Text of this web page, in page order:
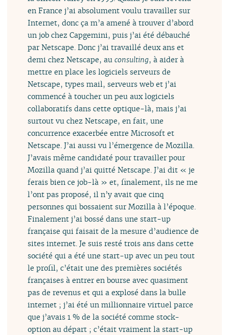
en France j’ai absolument voulu travailler sur
Internet, donc ça m’a amené à trouver d’abord
un job chez Capgemini, puis j’ai été débauché
par Netscape. Donc j’ai travaillé deux ans et
demi chez Netscape, auconsulting, à aider à
mettre en place les logiciels serveurs de
Netscape, types mail, serveurs web et j’ai
commencé à toucher un peu aux logiciels
collaboratifs dans cette optique-là, mais j’ai
surtout vu chez Netscape, en fait, une
concurrence exacerbée entre Microsoft et
Netscape. J’ai aussi vu l’émergence de Mozilla.
J’avais même candidaté pour travailler pour
Mozilla quand j’ai quitté Netscape. J’ai dit « je
ferais bien ce job-là » et, finalement, ils ne me
l’ont pas proposé, il n’y avait que cinq
personnes qui bossaient sur Mozilla à l’époque.
Finalement j’ai bossé dans une start-up
française qui faisait de la mesure d’audience de
sites internet. Je suis resté trois ans dans cette
société qui a été une start-up avec un peu tout
le profil, c’était une des premières sociétés
françaises à entrer en bourse avec quasiment
pas de revenus et qui a explosé dans la bulle
internet ; j’ai été un millionnaire virtuel parce
que j’avais 1 % de la société comme stock-
option au départ ; c’était vraiment la start-up